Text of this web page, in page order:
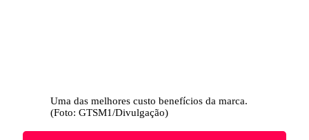
Uma das melhores custo benefícios da marca.
(Foto: GTSM1/Divulgação)